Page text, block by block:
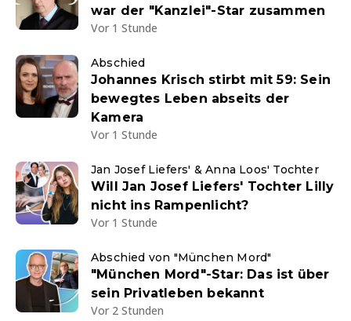
war der "Kanzlei"-Star zusammen
Vor 1 Stunde
Abschied
Johannes Krisch stirbt mit 59: Sein
bewegtes Leben abseits der
Kamera
Vor 1 Stunde
Jan Josef Liefers' & Anna Loos' Tochter
Will Jan Josef Liefers' Tochter Lilly
nicht ins Rampenlicht?
Vor 1 Stunde
Abschied von "München Mord"
"München Mord"-Star: Das ist über
sein Privatleben bekannt
Vor 2 Stunden